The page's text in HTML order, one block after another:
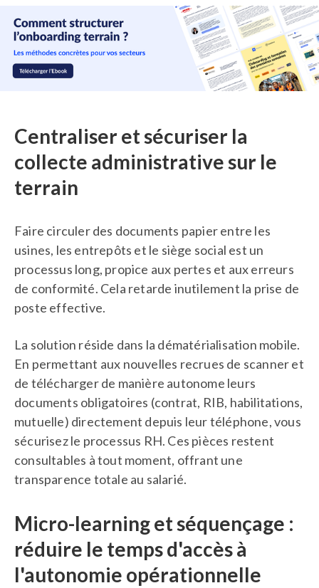
Centraliser et sécuriser la
collecte administrative sur le
terrain
Faire circuler des documents papier entre les
usines, les entrepôts et le siège social est un
processus long, propice aux pertes et aux erreurs
de conformité. Cela retarde inutilement la prise de
poste effective.
La solution réside dans la dématérialisation mobile.
En permettant aux nouvelles recrues de scanner et
de télécharger de manière autonome leurs
documents obligatoires (contrat, RIB, habilitations,
mutuelle) directement depuis leur téléphone, vous
sécurisez le processus RH. Ces pièces restent
consultables à tout moment, offrant une
transparence totale au salarié.
Micro-learning et séquençage :
réduire le temps d'accès à
l'autonomie opérationnelle